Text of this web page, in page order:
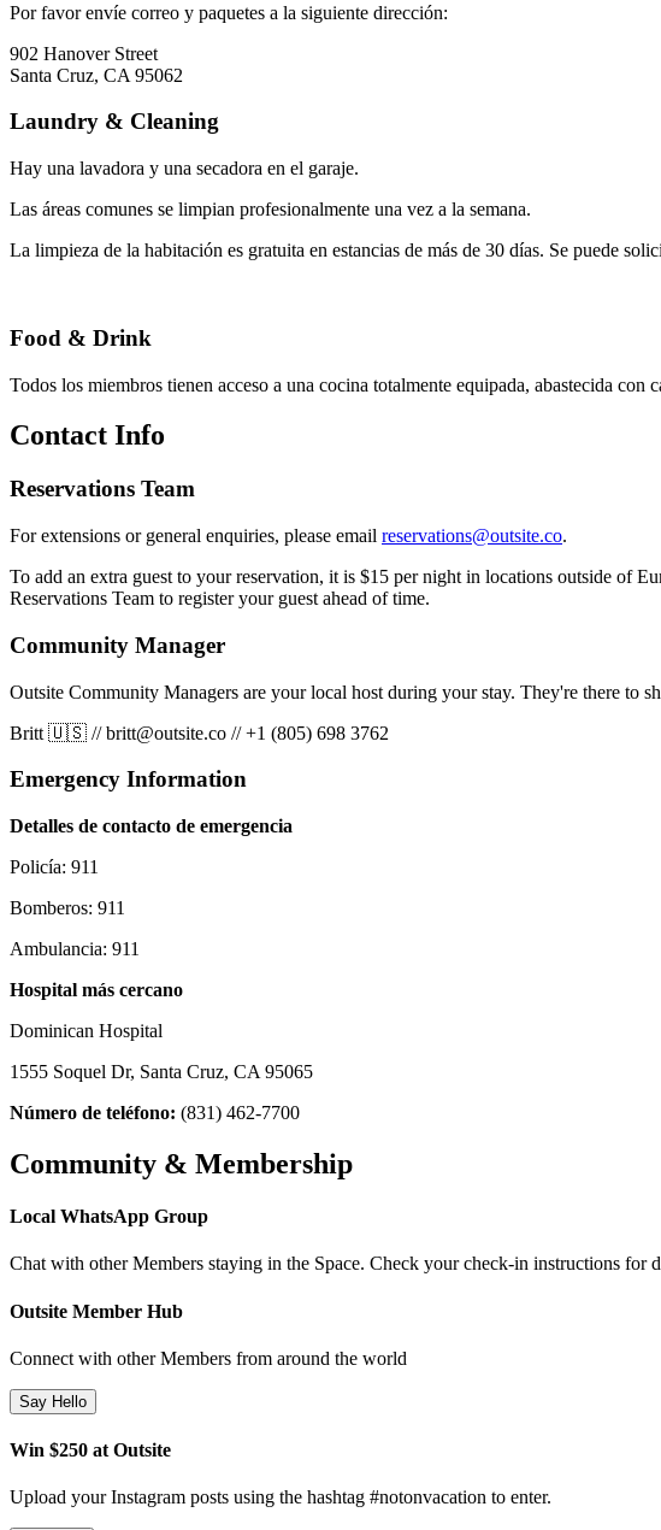
Por favor envíe correo y paquetes a la siguiente dirección:
902 Hanover Street
Santa Cruz, CA 95062
Laundry & Cleaning
Hay una lavadora y una secadora en el garaje.
Las áreas comunes se limpian profesionalmente una vez a la semana.
La limpieza de la habitación es gratuita en estancias de más de 30 días. Se puede
Food & Drink
Todos los miembros tienen acceso a una cocina totalmente equipada, abastecida con
Contact Info
Reservations Team
For extensions or general enquiries, please email reservations@outsite.co.
To add an extra guest to your reservation, it is $15 per night in locations outside of
Reservations Team to register your guest ahead of time.
Community Manager
Outsite Community Managers are your local host during your stay. They're there to
Britt 🇺🇸 //britt@outsite.co //+1 (805) 698 3762
Emergency Information
Detalles de contacto de emergencia
Policía: 911
Bomberos: 911
Ambulancia: 911
Hospital más cercano
Dominican Hospital
1555 Soquel Dr, Santa Cruz, CA 95065
Número de teléfono: (831) 462-7700
Community & Membership
Local WhatsApp Group
Chat with other Members staying in the Space. Check your check-in instructions for
Outsite Member Hub
Connect with other Members from around the world
Say Hello
Win $250 at Outsite
Upload your Instagram posts using the hashtag #notonvacation to enter.